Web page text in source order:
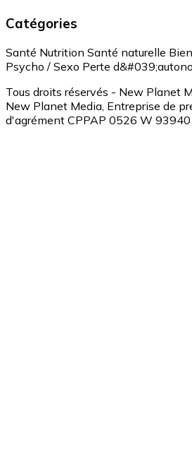
Catégories
Santé Nutrition Santé naturelle
Psycho / Sexo Perte
Tous droits réservés - New Planet
New Planet Media, Entreprise de
d'agrément CPPAP 0526 W 93940